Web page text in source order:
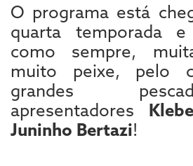
O programa está
quarta temporada e
como sempre,
muito peixe, pelo
grandes
apresentadores
Juninho Bertazi!